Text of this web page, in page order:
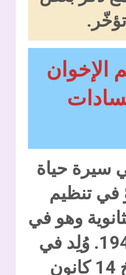
سيرة حياة
في تنظيم
وهو في
الرابعة عشرة من عمره، وتحديداً عام 1946. وُلِد في
محافظة الغربية عام 1932 ومات بتاريخ 14 كانون